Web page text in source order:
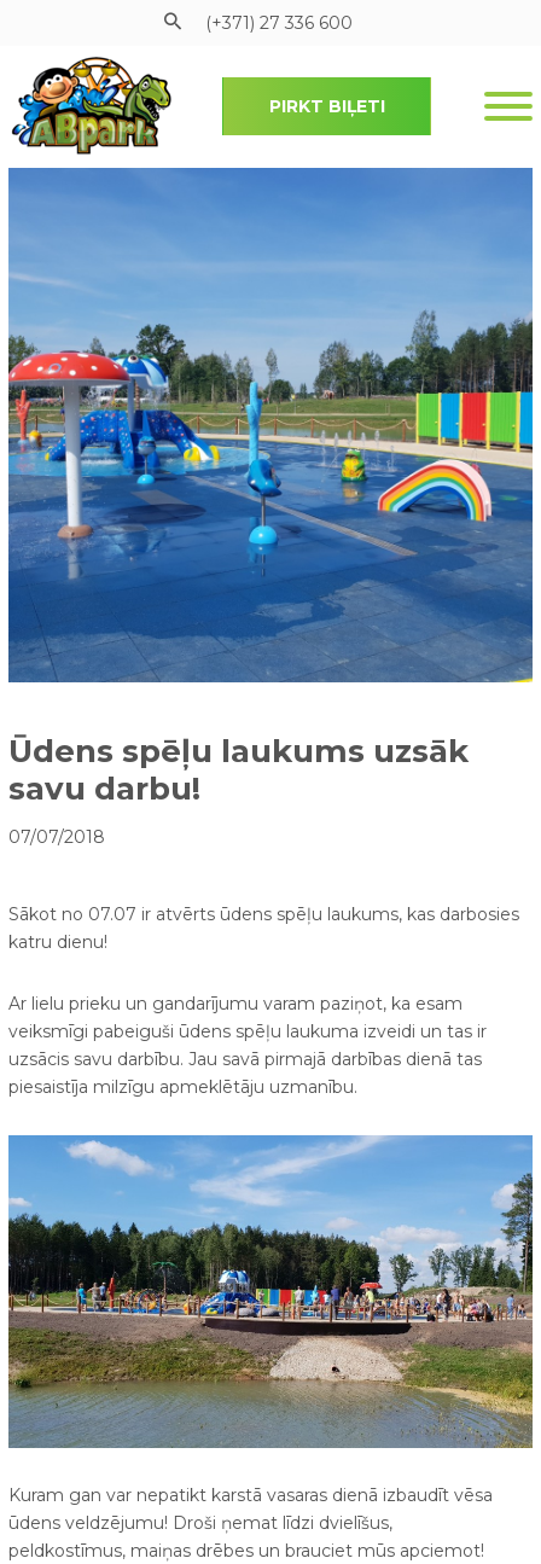
Pāriet uz galveno saturu
(+371) 27 336 600
PIRKT BIĻETI
Ūdens spēļu laukums uzsāk
savu darbu!
07/07/2018
Sākot no 07.07 ir atvērts ūdens spēļu laukums, kas darbosies
katru dienu!
Ar lielu prieku un gandarījumu varam paziņot, ka esam
veiksmīgi pabeiguši ūdens spēļu laukuma izveidi un tas ir
uzsācis savu darbību. Jau savā pirmajā darbības dienā tas
piesaistīja milzīgu apmeklētāju uzmanību.
Kuram gan var nepatikt karstā vasaras dienā izbaudīt vēsa
ūdens veldzējumu! Droši ņemat līdzi dvielīšus,
peldkostīmus, maiņas drēbes un brauciet mūs apciemot!